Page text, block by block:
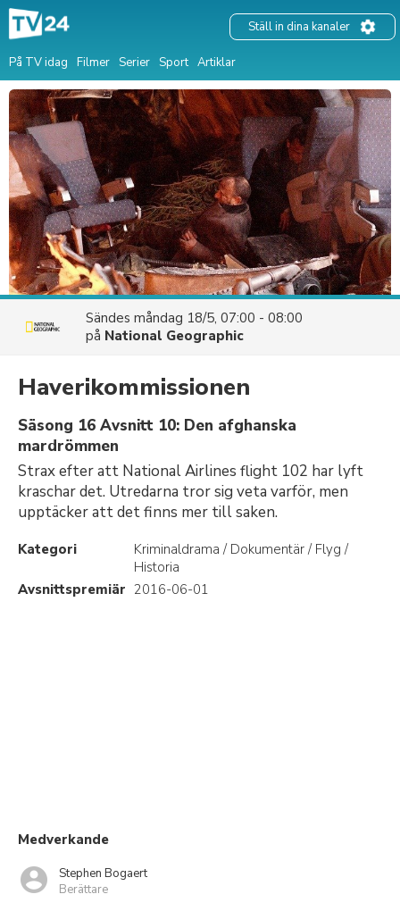
På TV idag Filmer Serier Sport Artiklar
Ställ in dina kanaler
Sändes måndag 18/5, 07:00 - 08:00
på National Geographic
Haverikommissionen
Säsong 16 Avsnitt 10: Den afghanska
mardrömmen
Strax efter att National Airlines flight 102 har lyft
kraschar det. Utredarna tror sig veta varför, men
upptäcker att det finns mer till saken.
Kategori
Kriminaldrama / Dokumentär / Flyg /
Historia
Avsnittspremiär 2016-06-01
Medverkande
Stephen Bogaert
Berättare